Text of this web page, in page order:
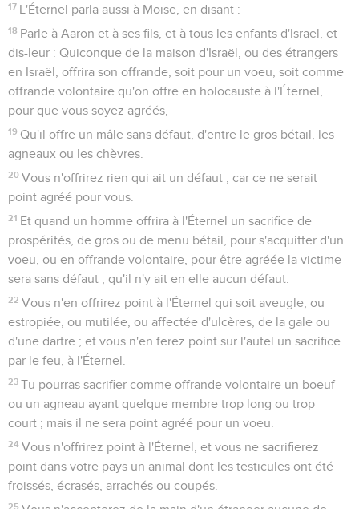
9 L'Éternel parla encore à Moïse, en disant :
10 Parle aux enfants d'Israël, et dis-leur : Quand vous serez
entrés au pays que je vous donne, et que vous en ferez la
moisson, vous apporterez au sacrificateur une gerbe,
prémices de votre moisson.
11
Et il agitera la gerbe devant l'Éternel, afin qu'elle soit
agréée pour vous ; le sacrificateur l'agitera le lendemain du
sabbat.
12
Vous sacrifierez aussi, le jour où vous agiterez la gerbe, un
agneau d'un an, sans défaut, en holocauste à l'Éternel ;
13 Et son offrande sera de deux dixièmes de fine farine
arrosée d'huile, en sacrifice fait par le feu, d'agréable odeur à
l'Éternel, et sa libation sera du vin, le quart d'un hin.
Vous ne mangerez ni pain, ni grain rôti, ni grain en épi,
jusqu'à ce même jour-là, jusqu'à ce que vous ayez apporté
l'offrande à votre Dieu ; c'est une ordonnance perpétuelle
pour vos générations, dans toutes vos demeures.
La fête des Moissons
Vous compterez aussi, à partir du lendemain du sabbat,
agitée, sept semaines entières.
16
Vous compterez cinquante jours jusqu'au lendemain du